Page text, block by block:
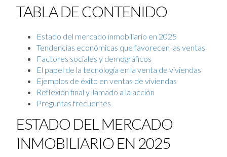
TABLA DE CONTENIDO
Estado del mercado inmobiliario en 2025
Tendencias económicas que favorecen las ventas
Factores sociales y demográficos
El papel de la tecnología en la venta de viviendas
Ejemplos de éxito en ventas de viviendas
Reflexión final y llamado a la acción
Preguntas frecuentes
ESTADO DEL MERCADO
INMOBILIARIO EN 2025